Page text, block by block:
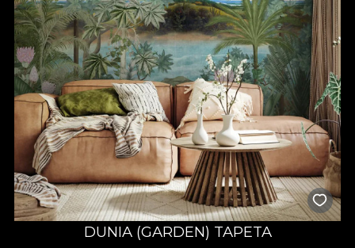
DUNIA (GARDEN) TAPETA